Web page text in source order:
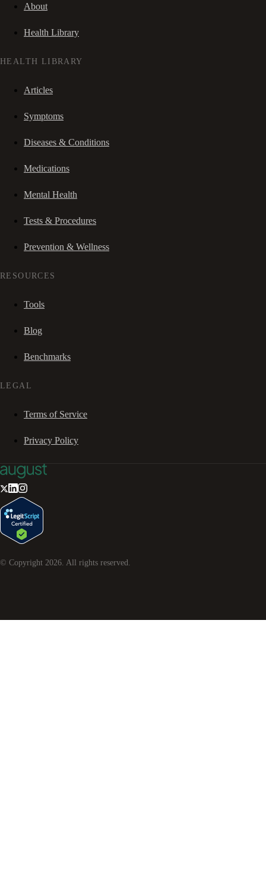
About
Health Library
HEALTH LIBRARY
Articles
Symptoms
Diseases & Conditions
Medications
Mental Health
Tests & Procedures
Prevention & Wellness
RESOURCES
Tools
Blog
Benchmarks
LEGAL
Terms of Service
Privacy Policy
© Copyright 2026. All rights reserved.